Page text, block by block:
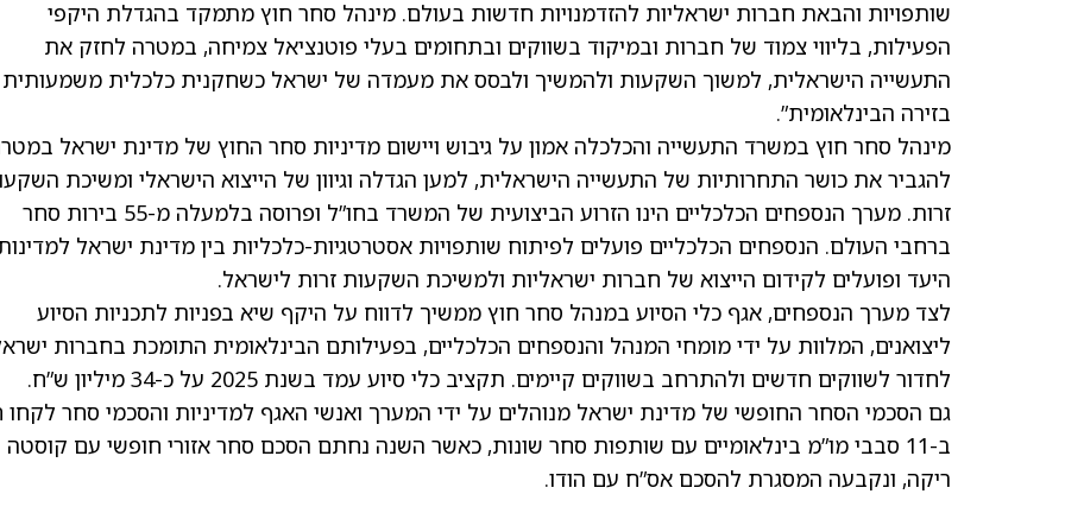
שותפויות והבאת חברות ישראליות להזדמנויות חדשות בעולם. מינהל סחר חוץ מתמקד בהגדלת היקפי
הפעילות, בליווי צמוד של חברות ובמיקוד בשווקים ובתחומים בעלי פוטנציאל צמיחה, במטרה לחזק את
התעשייה הישראלית, למשוך השקעות ולהמשיך ולבסס את מעמדה של ישראל כשחקנית כלכלית משמעותית
בזירה הבינלאומית”.
מינהל סחר חוץ במשרד התעשייה והכלכלה אמון על גיבוש ויישום מדיניות סחר החוץ של מדינת ישראל
להגביר את כושר התחרותיות של התעשייה הישראלית, למען הגדלה וגיוון של הייצוא הישראלי ומשיכת
זרות. מערך הנספחים הכלכליים הינו הזרוע הביצועית של המשרד בחו”ל ופרוסה בלמעלה מ-55 בירות סחר
ברחבי העולם. הנספחים הכלכליים פועלים לפיתוח שותפויות אסטרטגיות-כלכליות בין מדינת ישראל
היעד ופועלים לקידום הייצוא של חברות ישראליות ולמשיכת השקעות זרות לישראל.
לצד מערך הנספחים, אגף כלי הסיוע במנהל סחר חוץ ממשיך לדווח על היקף שיא בפניות לתכניות הסיוע
ליצואנים, המלוות על ידי מומחי המנהל והנספחים הכלכליים, בפעילותם הבינלאומית התומכת בחברות
לחדור לשווקים חדשים ולהתרחב בשווקים קיימים. תקציב כלי סיוע עמד בשנת 2025 על כ-34 מיליון ש”ח.
גם הסכמי הסחר החופשי של מדינת ישראל מנוהלים על ידי המערך ואנשי האגף למדיניות והסכמי סחר
ב-11 סבבי מו”מ בינלאומיים עם שותפות סחר שונות, כאשר השנה נחתם הסכם סחר אזורי חופשי עם קוסטה
ריקה, ונקבעה המסגרת להסכם אס”ח עם הודו.